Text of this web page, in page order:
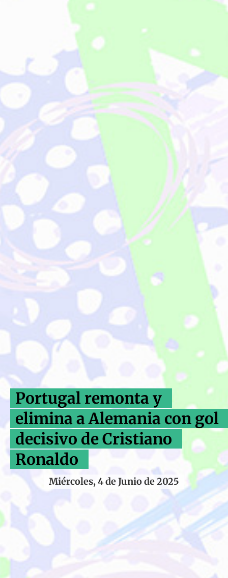
Portugal remonta y
elimina a Alemania con gol
decisivo de Cristiano
Ronaldo
Miércoles, 4 de Junio de 2025